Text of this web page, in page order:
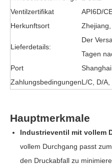
Ventilzertifikat
API6D/
Herkunftsort
Lieferdetails:
Der
Tagen
Port
ZahlungsbedingungenL/C, D/A,
Hauptmerkmale
Industrieventil mit vollem
vollem Durchgang passt
den Druckabfall zu